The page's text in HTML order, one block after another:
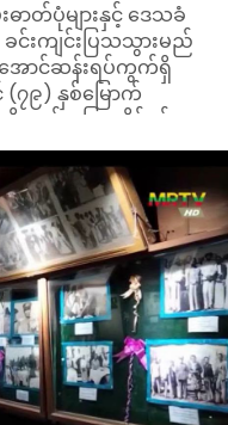
တ်ပုံများနှင့် ဒေသခံ
းကျင်းပြသသွားမည်
အောင်ဆန်းရပ်ကွက်ရှိ
၉) နှစ်မြောက်
ျင်းပပြသနိုင်ရန်
ကြောင်း သိရသည်။
န်း၏ ငယ်စဉ်ဘဝ
ပမ်းမှုဆိုင်ရာ မှတ်တမ်း
ြစ်ရပ်ဆိုင်ရာ မှတ်တမ်း
ြသသွားမည်ဖြစ်ကြောင်း
ဆုရပန်းချီ၊ စာစီစာကုံး၊
ာများကိုလည်း ထည့်သွင်း
။
မည့် ပြည်သူများနှင့်
ြည့်ရှုနိုင်ရေးအတွက်